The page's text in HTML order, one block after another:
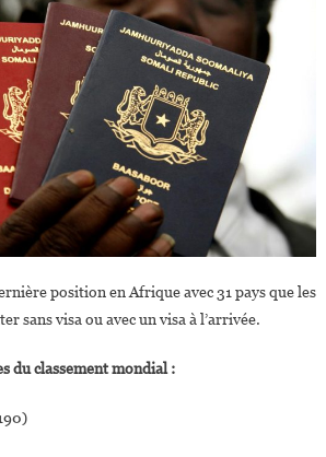
position en Afrique avec 31 pays que les
sans visa ou avec un visa à l’arrivée.
du classement mondial :